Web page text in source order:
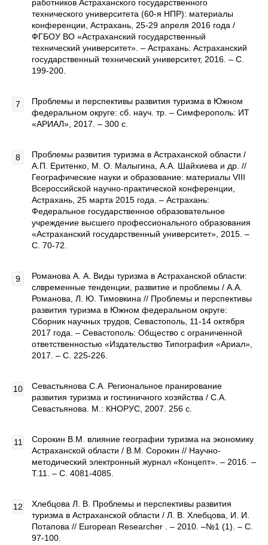
работников Астраханского государственного
технического университета (60-я НПР): материалы
конференции, Астрахань, 25-29 апреля 2016 года /
ФГБОУ ВО «Астраханский государственный
технический университет». – Астрахань: Астраханский
государственный технический университет, 2016. – С.
199-200.
Проблемы и перспективы развития туризма в Южном
федеральном округе: сб. науч. тр. – Симферополь: ИТ
«АРИАЛ», 2017. – 300 с.
Проблемы развития туризма в Астраханской области /
А.П. Еритенко, М. О. Малыгина, А.А. Шайхиева и др. //
Географические науки и образование: материалы VIII
Всероссийской научно-практической конференции,
Астрахань, 25 марта 2015 года. – Астрахань:
Федеральное государственное образовательное
учреждение высшего профессионального образования
«Астраханский государственный университет», 2015. –
С. 70-72.
Романова А. А. Виды туризма в Астраханской области:
слвременные тенденции, развитие и проблемы / А.А.
Романова, Л. Ю. Тимовкина // Проблемы и перспективы
развития туризма в Южном федеральном округе:
Сборник научных трудов, Севастополь, 11-14 октября
2017 года. – Севастополь: Общество с ограниченной
ответственностью «Издательство Типография «Ариал»,
2017. – С. 225-226.
Севастьянова С.А. Региональное пранирование
развития туризма и гостиничного хозяйства / С.А.
Севастьянова. М.: КНОРУС, 2007. 256 с.
Сорокин В.М. влияние географии туризма на экономику
Астраханской области / В.М. Сорокин // Научно-
методический электронный журнал «Концепт». – 2016. –
Т.11. – С. 4081-4085.
Хлебцова Л. В. Проблемы и перспективы развития
туризма в Астраханской области / Л. В. Хлебцова, И. И.
Потапова // European Researcher . – 2010. –№1 (1). – С.
97-100.